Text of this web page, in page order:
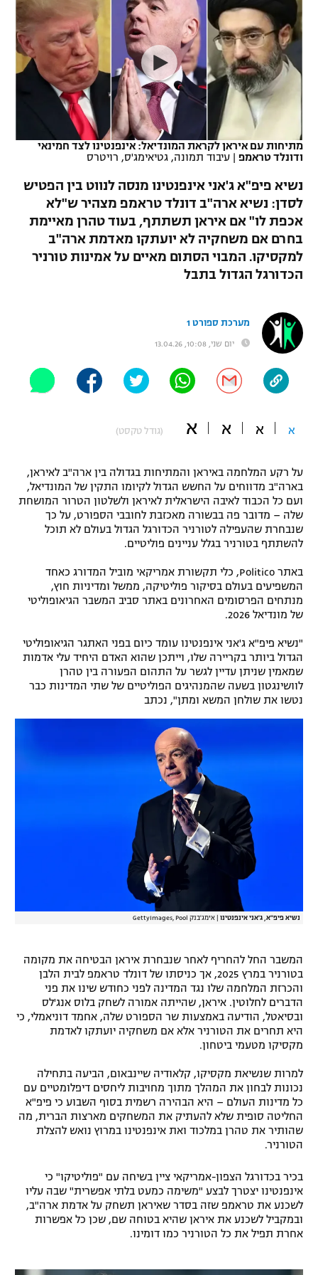
VOD
רץ ברשת
תוצאות
לוח שידורים
ברחבה
"מחצית בשכונה" – פודקאסט
משתתפים וזוכים בפרסים
תקנון משתתפים וזוכים בפרסים
תקנון עבור פעילות ספורט 1 – "מרלן"
טניס
גיימינג E-Sports
תנאי שימוש
מדיניות פרטיות
תקנון פעילות ספורט 1
רשיון להקרנה פומבית לבית עסק
הצטרפות לחבילת הערוצים
נבחרת ישראל
מכבי חיפה
בית"ר ירושלים
מכבי תל אביב
הפועל תל אביב
הפועל חיפה
הפועל באר שבע
מכבי נתניה
ליגה ספרדית
ליגה איטלקית
ליגה צרפתית
ליגה סינית
ליגה ברזילאית
ליגות נוספות
כדורסל נשים
מכבי תל אביב
הפועל חולון
הפועל ירושלים
דני אבדיה
יורוליג
יורוקאפ
טניס
כדוריד
כדורעף
שחייה
אגרוף
ספורט אולימפי
UFC
היאבקות WWE
אופניים
ספורט מוטורי
בייסבול MLB
ספורט אתגרי ואקסטרים
גיימינג E-Sports
מתיחות עם איראן לקראת המונדיאל: אינפנטינו לצד חמינאי
ודונלד טראמפ | עיבוד תמונה, גטיאימג'ס, רויטרס
נשיא פיפ"א ג'אני אינפנטינו מנסה לנווט בין הפטיש
לסדן: נשיא ארה"ב דונלד טראמפ מצהיר ש"לא
אכפת לו" אם איראן תשתתף, בעוד טהרן מאיימת
בחרם אם משחקיה לא יועתקו מאדמת ארה"ב
למקסיקו. המבוי הסתום מאיים על אמינות טורניר
הכדורגל הגדול בתבל
מערכת ספורט 1
יום שני, 10:08, 13.04.26
א א א א (גודל טקסט)
על רקע המלחמה באיראן והמתיחות בגדולה בין ארה"ב לאיראן,
בארה"ב מדווחים על החשש הגדול לקיומו התקין של המונדיאל,
ועם כל הכבוד לאיבה הישראלית לאיראן ולשלטון הטרור המושחת
שלה – מדובר פה בבשורה מאכזבת לחובבי הספורט, על כך
שנבחרת שהעפילה לטורניר הכדורגל הגדול בעולם לא תוכל
להשתתף בטורניר בגלל עניינים פוליטיים.
באתר Politico, כלי תקשורת אמריקאי מוביל המדורג כאחד
המשפיעים בעולם בסיקור פוליטיקה, ממשל ומדיניות חוץ,
מנתחים הפרסומים האחרונים באתר סביב המשבר הגיאופוליטי
של מונדיאל 2026.
"נשיא פיפ"א ג'אני אינפנטינו עומד כיום בפני האתגר הגיאופוליטי
הגדול ביותר בקריירה שלו, וייתכן שהוא האדם היחיד עלי אדמות
שמאמין שניתן עדיין לגשר על התהום הפעורה בין טהרן
לוושינגטון בשעה שהמנהיגים הפוליטיים של שתי המדינות כבר
נטשו את שולחן המשא ומתן", נכתב
נשיא פיפ"א, ג'אני אינפנטינו אימג'בנק GettyImages, Pool
המשבר החל להחריף לאחר שנבחרת איראן הבטיחה את מקומה
בטורניר במרץ 2025, אך כניסתו של דונלד טראמפ לבית הלבן
והכרזת המלחמה שלו נגד המדינה לפני כחודש שינו את פני
הדברים לחלוטין. איראן, שהייתה אמורה לשחק בלוס אנג'לס
ובסיאטל, הודיעה באמצעות שר הספורט שלה, אחמד דוניאמלי, כי
היא תחרים את הטורניר אלא אם משחקיה יועתקו לאדמת
מקסיקו מטעמי ביטחון.
למרות שנשיאת מקסיקו, קלאודיה שיינבאום, הביעה בתחילה
נכונות לבחון את המהלך מתוך מחויבות ליחסים דיפלומטיים עם
כל מדינות העולם – היא הבהירה רשמית בסוף השבוע כי פיפ"א
החליטה סופית שלא להעתיק את המשחקים מארצות הברית, מה
שהותיר את טהרן במלכוד ואת אינפנטינו במרוץ נואש להצלת
הטורניר.
בכיר בכדורגל הצפון-אמריקאי ציין בשיחה עם "פוליטיקו" כי
אינפנטינו יצטרך לבצע "משימה כמעט בלתי אפשרית" שבה עליו
לשכנע את טראמפ שזה בסדר שאיראן תשחק על אדמת ארה"ב,
ובמקביל לשכנע את איראן שהיא בטוחה שם, שכן כל אפשרות
אחרת תפיל את כל הטורניר כמו דומינו.